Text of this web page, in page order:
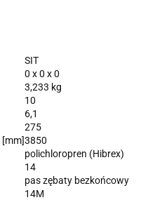
SIT
0 x 0 x 0
3,233 kg
10
6,1
275
[mm]3850
polichloropren (Hibrex)
14
pas zębaty bezkońcowy
14M